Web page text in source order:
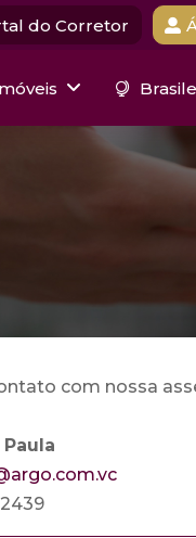
do Corretor
com nossa